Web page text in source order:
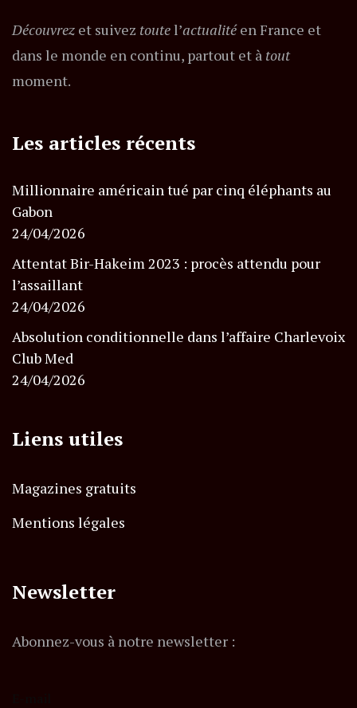
Découvrez et suivez toutel’actualitéen France et
dans le monde en continu, partout et à tout
moment.
Les articles récents
Millionnaire américain tué par cinq éléphants au
Gabon
24/04/2026
Attentat Bir-Hakeim 2023 : procès attendu pour
l’assaillant
24/04/2026
Absolution conditionnelle dans l’affaire Charlevoix
Club Med
24/04/2026
Liens utiles
Magazines gratuits
Mentions légales
Newsletter
Abonnez-vous à notre newsletter :